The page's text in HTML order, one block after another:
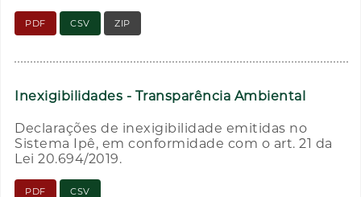
PDF CSV ZIP
Inexigibilidades - Transparência Ambiental
Declarações de inexigibilidade emitidas no
Sistema Ipê, em conformidade com o art. 21 da
Lei 20.694/2019.
PDF CSV